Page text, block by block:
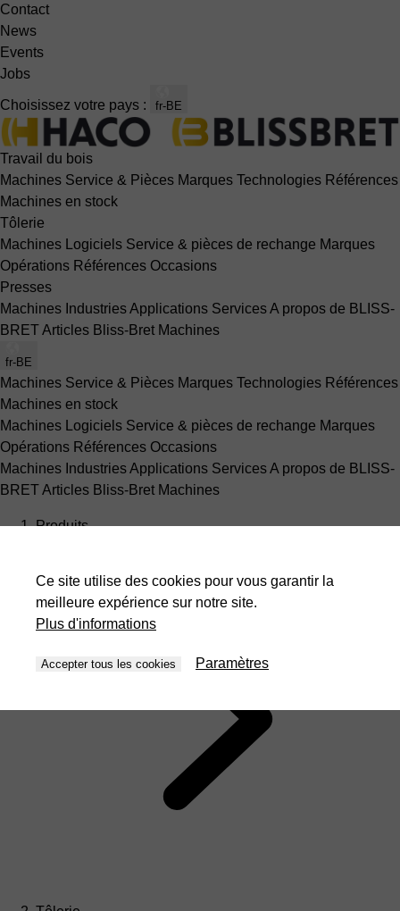
Contact
News
Events
Jobs
Choisissez votre pays : fr-BE
Travail du bois
Machines Service & Pièces Marques Technologies Références
Machines en stock
Tôlerie
Machines
Logiciels Service & pièces de rechange Marques
Opérations Références Occasions
Presses
Machines IndustriesApplications ServicesA propos de BLISS-
BRETArticles Bliss-Bret Machines
fr-BE
Machines Service & Pièces Marques Technologies Références
Machines en stock
Machines
Logiciels Service & pièces de rechange Marques
Opérations Références Occasions
Machines IndustriesApplications ServicesA propos de BLISS-
BRETArticles Bliss-Bret Machines
Produits
Ce site utilise des cookies pour vous garantir la
meilleure expérience sur notre site.
Plus d'informations
Accepter tous les cookies Paramètres